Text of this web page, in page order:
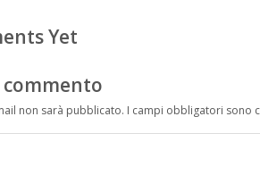
Yet
commento
non sarà pubblicato. I campi obbligatori sono